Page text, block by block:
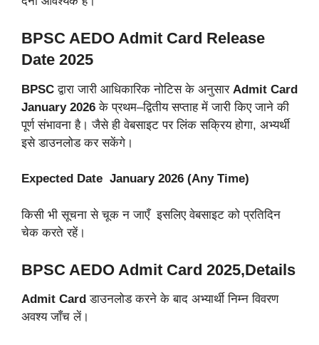
BPSC AEDO Admit Card Release
Date 2025
BPSC द्वारा जारी आधिकारिक नोटिस के अनुसार Admit Card
January 2026 के प्रथम–द्वितीय सप्ताह में जारी किए जाने की
पूर्ण संभावना है। जैसे ही वेबसाइट पर लिंक सक्रिय होगा, अभ्यर्थी
इसे डाउनलोड कर सकेंगे।
Expected Date January 2026 (Any Time)
किसी भी सूचना से चूक न जाएँ इसलिए वेबसाइट को प्रतिदिन
चेक करते रहें।
BPSC AEDO Admit Card 2025,Details
Admit Card डाउनलोड करने के बाद अभ्यार्थी निम्न विवरण
अवश्य जाँच लें।